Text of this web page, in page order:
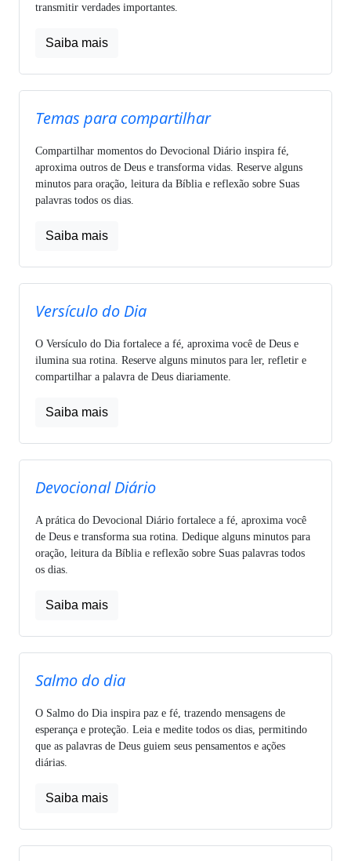
transmitir verdades importantes.
Saiba mais
Temas para compartilhar
Compartilhar momentos do Devocional Diário inspira fé,
aproxima outros de Deus e transforma vidas. Reserve alguns
minutos para oração, leitura da Bíblia e reflexão sobre Suas
palavras todos os dias.
Saiba mais
Versículo do Dia
O Versículo do Dia fortalece a fé, aproxima você de Deus e
ilumina sua rotina. Reserve alguns minutos para ler, refletir e
compartilhar a palavra de Deus diariamente.
Saiba mais
Devocional Diário
A prática do Devocional Diário fortalece a fé, aproxima você
de Deus e transforma sua rotina. Dedique alguns minutos para
oração, leitura da Bíblia e reflexão sobre Suas palavras todos
os dias.
Saiba mais
Salmo do dia
O Salmo do Dia inspira paz e fé, trazendo mensagens de
esperança e proteção. Leia e medite todos os dias, permitindo
que as palavras de Deus guiem seus pensamentos e ações
diárias.
Saiba mais